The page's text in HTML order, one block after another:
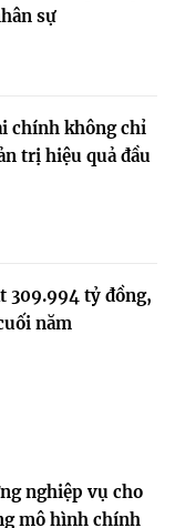
sự
chính không chỉ
trị hiệu quả đầu
309.994 tỷ đồng,
năm
nghiệp vụ cho
mô hình chính